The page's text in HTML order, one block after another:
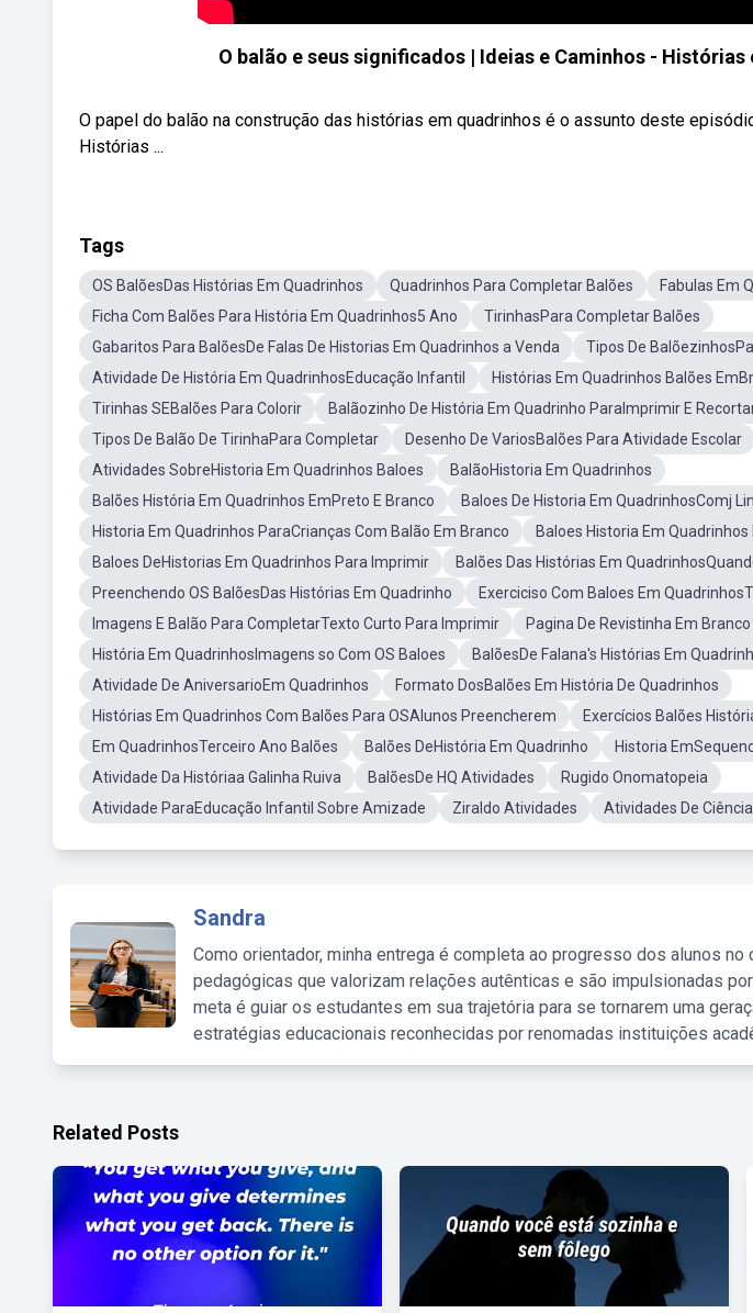
O balão e seus significados | Ideias e Caminhos - Histórias
O papel do balão na construção das histórias em quadrinhos é o assunto deste
Histórias ...
Tags
OS BalõesDas Histórias Em Quadrinhos Quadrinhos Para Completar Balões
Fabulas Em
Ficha Com Balões Para História Em Quadrinhos5 Ano
TirinhasPara Completar Balões
Gabaritos Para BalõesDe Falas De Historias Em Quadrinhos a Venda
Tipos De
Atividade De História Em QuadrinhosEducação Infantil
Histórias Em Quadrinhos Balões
Tirinhas SEBalões Para Colorir
Balãozinho De História Em Quadrinho ParaImprimir E
Tipos De Balão De TirinhaPara Completar
Desenho De VariosBalões Para Atividade Escolar
Atividades SobreHistoria Em Quadrinhos Baloes
BalãoHistoria Em Quadrinhos
Balões História Em Quadrinhos EmPreto E Branco
Baloes De Historia Em QuadrinhosComj
Historia Em Quadrinhos ParaCrianças Com Balão Em Branco
Baloes Historia Em
Baloes DeHistorias Em Quadrinhos Para Imprimir
Balões Das Histórias Em
Preenchendo OS BalõesDas Histórias Em Quadrinho
Exerciciso Com Baloes Em
Imagens E Balão Para CompletarTexto Curto Para Imprimir
Pagina De Revistinha Em
História Em QuadrinhosImagens so Com OS Baloes
BalõesDe Falana's Histórias Em
Atividade De AniversarioEm Quadrinhos
Formato DosBalões Em História De Quadrinhos
Histórias Em Quadrinhos Com Balões Para OSAlunos Preencherem
Exercícios Balões
Em QuadrinhosTerceiro Ano Balões
Balões DeHistória Em Quadrinho
Historia
Atividade Da Históriaa Galinha Ruiva
BalõesDe HQ Atividades
Rugido Onomatopeia
Atividade ParaEducação Infantil Sobre Amizade
Ziraldo Atividades Atividades De
Sandra
Como orientador, minha entrega é completa ao progresso dos alunos
pedagógicas que valorizam relações autênticas e são impulsionadas
meta é guiar os estudantes em sua trajetória para se tornarem uma
estratégias educacionais reconhecidas por renomadas instituições
Related Posts